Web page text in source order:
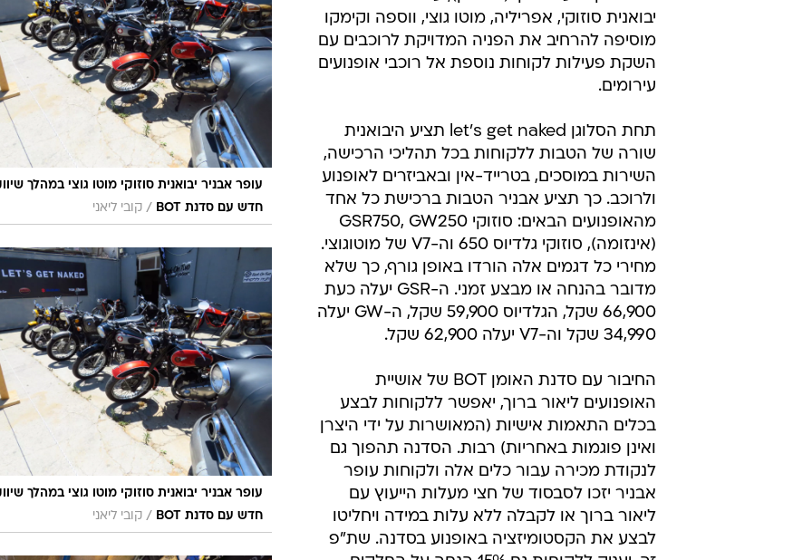
עופר אבניר יבואנית סוזוקי מוטו גוצי במהלך
חדש עם סדנת BOT
/ קובי ליאני
עופר אבניר יבואנית סוזוקי מוטו גוצי במהלך
חדש עם סדנת BOT
/ קובי ליאני
יבואנית סוזוקי, אפריליה, מוטו גוצי, ווספה וקימקו
מוסיפה להרחיב את הפניה המדויקת לרוכבים עם
השקת פעילות לקוחות נוספת אל רוכבי אופנועים
עירומים.
תחת הסלוגן let's get naked תציע היבואנית
שורה של הטבות ללקוחות בכל תהליכי הרכישה,
השירות במוסכים, בטרייד-אין ובאביזרים לאופנוע
ולרוכב. כך תציע אבניר הטבות ברכישת כל אחד
מהאופנועים הבאים: סוזוקי GSR750, GW250
(אינזומה), סוזוקי גלדיוס 650 וה-V7 של מוטוגוצי.
מחירי כל דגמים אלה הורדו באופן גורף, כך שלא
מדובר בהנחה או מבצע זמני. ה-GSR יעלה כעת
66,900 שקל, הגלדיוס 59,900 שקל, ה-GW יעלה
34,990 שקל וה-V7 יעלה 62,900 שקל.
החיבור עם סדנת האומן BOT של אושיית
האופנועים ליאור ברוך, יאפשר ללקוחות לבצע
בכלים התאמות אישיות (המאושרות על ידי היצרן
ואינן פוגמות באחריות) רבות. הסדנה תהפוך גם
לנקודת מכירה עבור כלים אלה ולקוחות עופר
אבניר יזכו לסבסוד של חצי מעלות הייעוץ עם
ליאור ברוך או לקבלה ללא עלות במידה ויחליטו
לבצע את הקסטומיזציה באופנוע בסדנה. שת"פ